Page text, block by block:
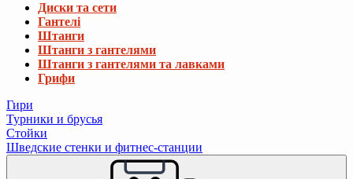
Диски та сети
Гантелі
Штанги
Штанги з гантелями
Штанги з гантелями та лавками
Грифи
Гири
Турники и брусья
Стойки
Шведские стенки и фитнес-станции